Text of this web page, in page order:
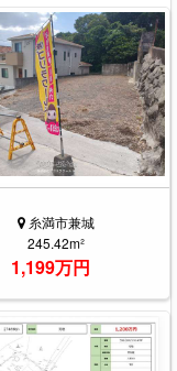
糸満市兼城
245.42m²
1,199万円